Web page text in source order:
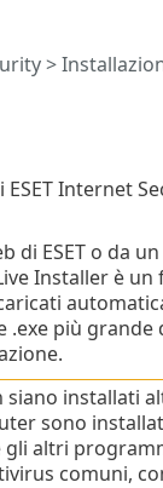
>
Internet
di ESET o da
Installer è
.exe più
installati
sono
altri
comuni,